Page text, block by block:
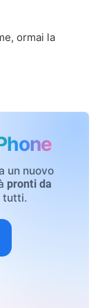
ormai la
un nuovo
pronti da
tutti.